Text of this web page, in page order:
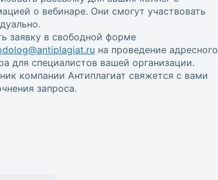
о вебинаре. Они смогут участвовать
заявку в свободной форме
на проведение адресного
для специалистов вашей организации.
компании Антиплагиат свяжется с вами
запроса.